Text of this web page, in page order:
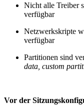
Nicht alle Treiber
verfügbar
Netzwerkskripte
verfügbar
Partitionen sind
data, custom
Vor der